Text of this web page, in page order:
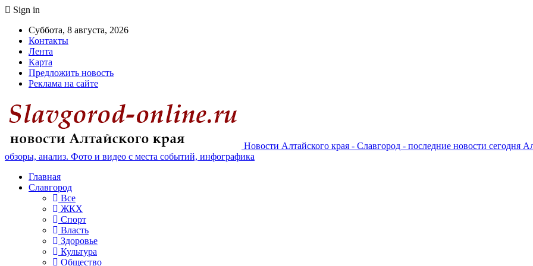
Sign in
Суббота, 8 августа, 2026
Контакты
Лента
Карта
Предложить новость
Реклама на сайте
Новости Алтайского края - Славгород - последние новости сегодня
обзоры, анализ. Фото и видео с места событий, инфографика
Главная
Славгород
Все
ЖКХ
Спорт
Власть
Здоровье
Культура
Общество